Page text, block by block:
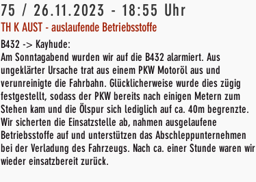
75 / 26.11.2023 - 18:55 Uhr
TH K AUST - auslaufende Betriebsstoffe
B432 -> Kayhude:
Am Sonntagabend wurden wir auf die B432 alarmiert. Aus
ungeklärter Ursache trat aus einem PKW Motoröl aus und
verunreinigte die Fahrbahn. Glücklicherweise wurde dies zügig
festgestellt, sodass der PKW bereits nach einigen Metern zum
Stehen kam und die Ölspur sich lediglich auf ca. 40m begrenzte.
Wir sicherten die Einsatzstelle ab, nahmen ausgelaufene
Betriebsstoffe auf und unterstützen das Abschleppunternehmen
bei der Verladung des Fahrzeugs. Nach ca. einer Stunde waren wir
wieder einsatzbereit zurück.